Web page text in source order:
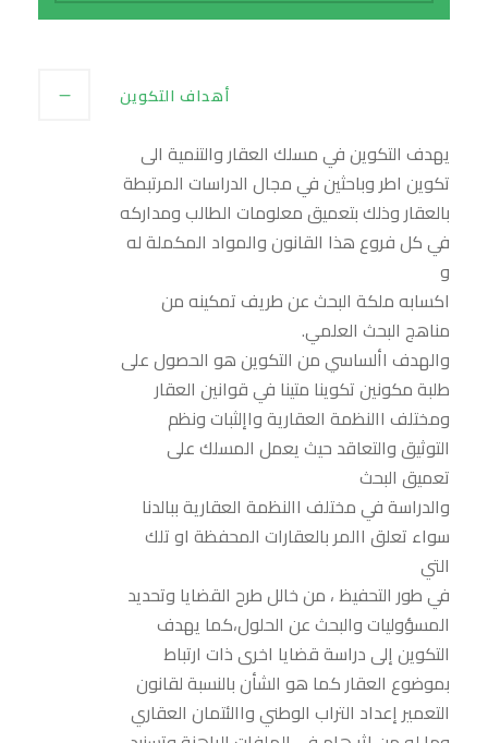
أهداف التكوين
يهدف التكوين في مسلك العقار والتنمية الى
تكوين اطر وباحثين في مجال الدراسات المرتبطة
بالعقار وذلك بتعميق معلومات الطالب ومداركه
في كل فروع هذا القانون والمواد المكملة له
و
اكسابه ملكة البحث عن طريف تمكينه من
مناهج البحث العلمي.
والهدف األساسي من التكوين هو الحصول على
طلبة مكونين تكوينا متينا في قوانين العقار
ومختلف االنظمة العقارية واإلثبات ونظم
التوثيق والتعاقد حيث يعمل المسلك على
تعميق البحث
والدراسة في مختلف االنظمة العقارية ببالدنا
سواء تعلق االمر بالعقارات المحفظة او تلك
التي
في طور التحفيظ ، من خالل طرح القضايا وتحديد
المسؤوليات والبحث عن الحلول،كما يهدف
التكوين إلى دراسة قضايا اخرى ذات ارتباط
بموضوع العقار كما هو الشأن بالنسبة لقانون
التعمير إعداد التراب الوطني واالئتمان العقاري